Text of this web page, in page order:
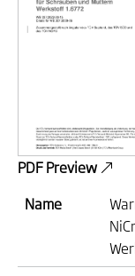
PDF Preview
Name